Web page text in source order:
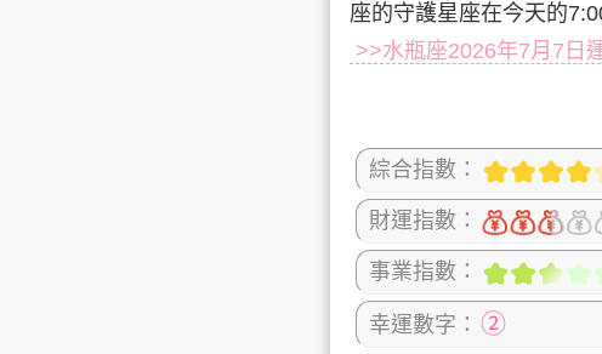
座的守護星座在今天的
>>水瓶座2026年7月7日
綜合指數：
財運指數：
事業指數：
幸運數字： ②